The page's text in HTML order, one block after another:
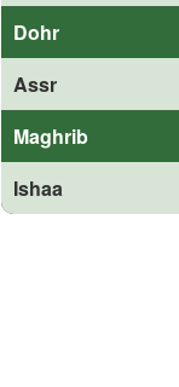
Dohr
Assr
Maghrib
Ishaa